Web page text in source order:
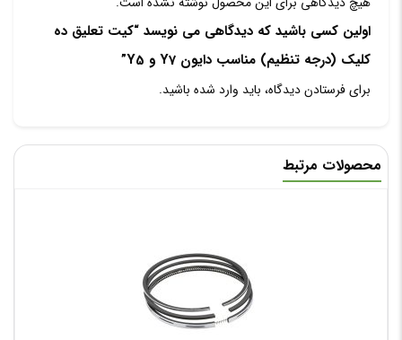
اولین کسی باشید که دیدگاهی می نویسد “کیت تعلیق ده
کلیک (درجه تنظیم) مناسب دایون Y7 و Y5”
برای فرستادن دیدگاه، باید وارد شده باشید.
محصولات مرتبط